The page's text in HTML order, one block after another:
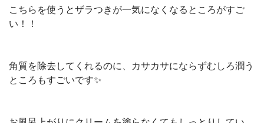
こちらを使うとザラつきが一気になくなるところがすご
い！！
角質を除去してくれるのに、カサカサにならずむしろ潤う
ところもすごいです✨